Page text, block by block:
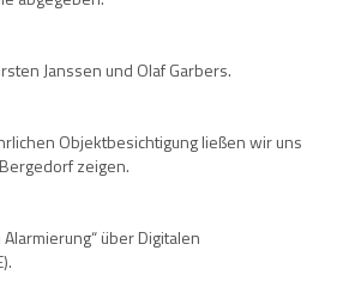
Janssen und Olaf Garbers.
Objektbesichtigung ließen wir uns
zeigen.
über Digitalen